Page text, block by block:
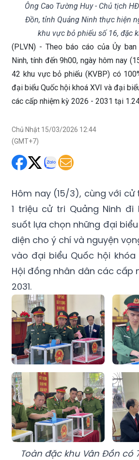
Ông Cao Tường Huy - Chủ tịch
Đồn, tỉnh Quảng Ninh thực hiện
khu vực bỏ phiếu số 16, đặc
(PLVN) - Theo báo cáo của Ủy
Ninh, tính đến 9h00, ngày hôm nay
42 khu vực bỏ phiếu (KVBP) có
đại biểu Quốc hội khoá XVI và đại
các cấp nhiệm kỳ 2026 - 2031 tại
Chủ Nhật 15/03/2026 12:44
(GMT+7)
Hôm nay (15/3), cùng với cử
1 triệu cử tri Quảng Ninh đi
suốt lựa chọn những đại
diện cho ý chí và nguyện
vào đại biểu Quốc hội khóa
Hội đồng nhân dân các cấp
2031.
Toàn đặc khu Vân Đồn có